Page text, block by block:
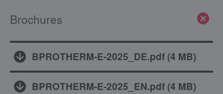
Brochures
BPROTHERM-E-2025_DE.pdf (4 MB)
BPROTHERM-E-2025_EN.pdf (4 MB)